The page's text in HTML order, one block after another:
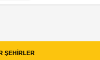
ŞEHIRLER